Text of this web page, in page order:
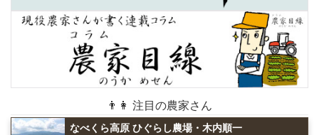
👨👩 注目の農家さん
なべくら高原 ひぐらし農場・木内順一